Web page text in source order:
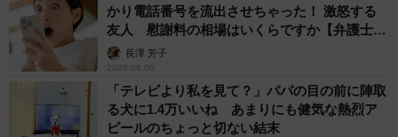
予約受付は、「タカラトミーモールほかにて2023年6月30
日（金）から開始予定です。
https://takaratomymall.jp/shop/
かり電話番号を流出させちゃった！ 激怒する
友人 慰謝料の相場はいくらですか【弁護士が
解説】長澤 芳子
2026.08.08
「テレビより私を見て？」パパの目の前に陣取
る犬に1.4万いいね あまりにも健気な熱烈ア
ピールのちょっと切ない結末